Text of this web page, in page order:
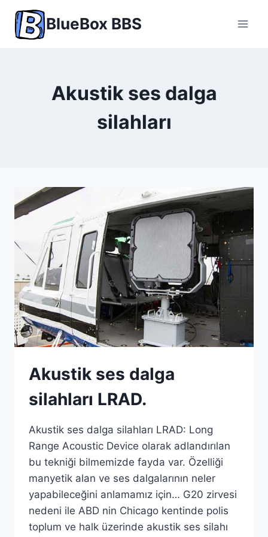
content
BlueBox BBS
Akustik ses dalga
silahları
Akustik ses dalga
silahları LRAD.
Akustik ses dalga silahları LRAD: Long
Range Acoustic Device olarak adlandırılan
bu tekniği bilmemizde fayda var. Özelliği
manyetik alan ve ses dalgalarının neler
yapabileceğini anlamamız için… G20 zirvesi
nedeni ile ABD nin Chicago kentinde polis
toplum ve halk üzerinde akustik ses silahı